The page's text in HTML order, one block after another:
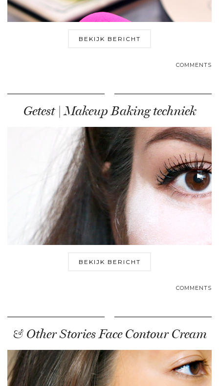
BEKIJK BERICHT
COMMENTS
Getest | Makeup Baking techniek
BEKIJK BERICHT
COMMENTS
& Other Stories Face Contour Cream